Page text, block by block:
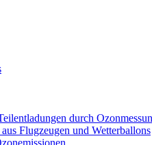
durch
Flugzeugen und Wetterballons